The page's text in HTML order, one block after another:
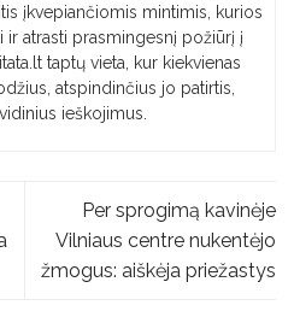
įkvepiančiomis mintimis, kurios
ir atrasti prasmingesnį požiūrį į
taptų vieta, kur kiekvienas
atspindinčius jo patirtis,
ieškojimus.
Per sprogimą kavinėje
Vilniaus centre nukentėjo
žmogus: aiškėja priežastys